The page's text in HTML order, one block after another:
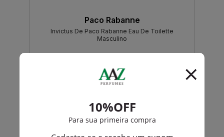
Paco Rabanne
Invictus De Paco Rabanne Eau De Toilette
Masculino
R$ 683,05